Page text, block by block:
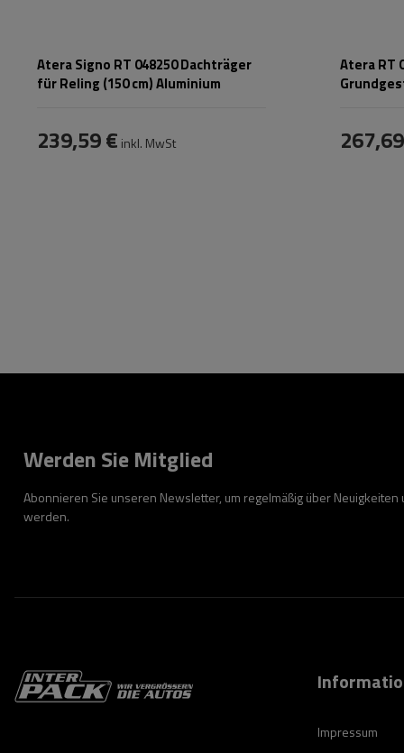
Atera Signo RT 048250 Dachträger
für Reling (150 cm) Aluminium
239,59 € inkl. MwSt
Atera RT
Werden Sie Mitglied
Abonnieren Sie unseren Newsletter, um regelmäßig über
werden.
Impressum